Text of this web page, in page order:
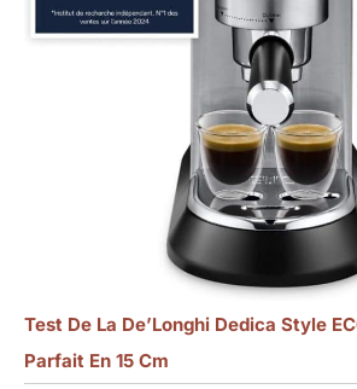
Test De La De’Longhi Dedica Style
Parfait En 15 Cm